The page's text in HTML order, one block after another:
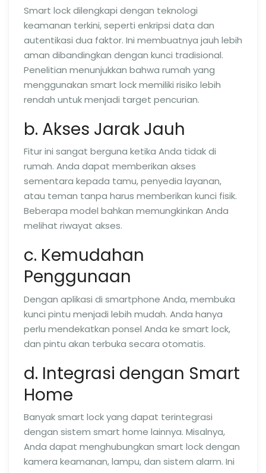
Smart lock dilengkapi dengan teknologi
keamanan terkini, seperti enkripsi data dan
autentikasi dua faktor. Ini membuatnya jauh lebih
aman dibandingkan dengan kunci tradisional.
Penelitian menunjukkan bahwa rumah yang
menggunakan smart lock memiliki risiko lebih
rendah untuk menjadi target pencurian.
b. Akses Jarak Jauh
Fitur ini sangat berguna ketika Anda tidak di
rumah. Anda dapat memberikan akses
sementara kepada tamu, penyedia layanan,
atau teman tanpa harus memberikan kunci fisik.
Beberapa model bahkan memungkinkan Anda
melihat riwayat akses.
c. Kemudahan
Penggunaan
Dengan aplikasi di smartphone Anda, membuka
kunci pintu menjadi lebih mudah. Anda hanya
perlu mendekatkan ponsel Anda ke smart lock,
dan pintu akan terbuka secara otomatis.
d. Integrasi dengan Smart
Home
Banyak smart lock yang dapat terintegrasi
dengan sistem smart home lainnya. Misalnya,
Anda dapat menghubungkan smart lock dengan
kamera keamanan, lampu, dan sistem alarm. Ini